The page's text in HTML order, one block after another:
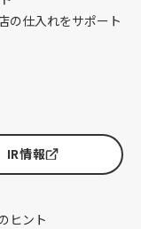
の仕入れをサポート
IR情報
ヒント